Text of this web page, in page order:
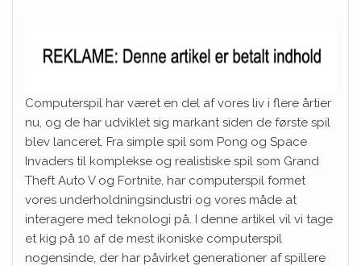
Computerspil har været en del af vores liv i flere årtier
nu, og de har udviklet sig markant siden de første spil
blev lanceret. Fra simple spil som Pong og Space
Invaders til komplekse og realistiske spil som Grand
Theft Auto V og Fortnite, har computerspil formet
vores underholdningsindustri og vores måde at
interagere med teknologi på. I denne artikel vil vi tage
et kig på 10 af de mest ikoniske computerspil
nogensinde, der har påvirket generationer af spillere